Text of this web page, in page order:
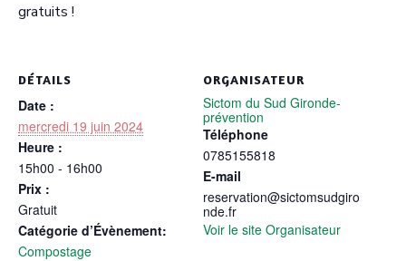
gratuits !
DÉTAILS
Date :
mercredi 19 juin 2024
Heure :
15h00 - 16h00
Prix :
Gratuit
Catégorie d’Évènement:
Compostage
ORGANISATEUR
Sictom du Sud Gironde-
prévention
Téléphone
0785155818
E-mail
reservation@sictomsudgiro
nde.fr
Voir le site Organisateur